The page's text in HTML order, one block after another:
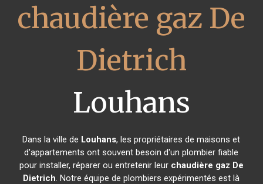
chaudière gaz De
Dietrich
Louhans
Dans la ville de Louhans, les propriétaires de maisons et
d'appartements ont souvent besoin d'un plombier fiable
pour installer, réparer ou entretenir leur chaudière gaz De
Dietrich. Notre équipe de plombiers expérimentés est là